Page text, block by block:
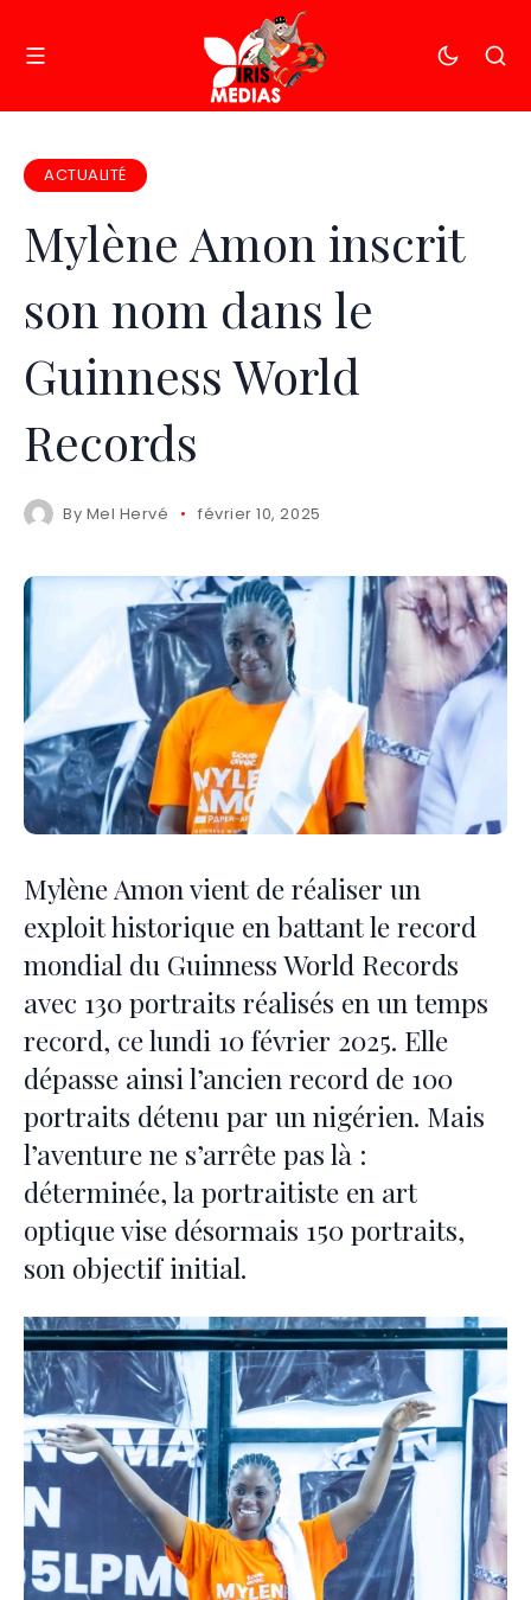
ACTUALITÉ
Mylène Amon inscrit
son nom dans le
Guinness World
Records
By Mel Hervé février 10, 2025
Mylène Amon vient de réaliser un
exploit historique en battant le record
mondial du Guinness World Records
avec 130 portraits réalisés en un temps
record, ce lundi 10 février 2025. Elle
dépasse ainsi l’ancien record de 100
portraits détenu par un nigérien. Mais
l’aventure ne s’arrête pas là :
déterminée, la portraitiste en art
optique vise désormais 150 portraits,
son objectif initial.